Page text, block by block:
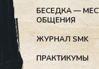
БЕСЕДКА —
ОБЩЕНИЯ
ЖУРНАЛ SMK
ПРАКТИКУМЫ